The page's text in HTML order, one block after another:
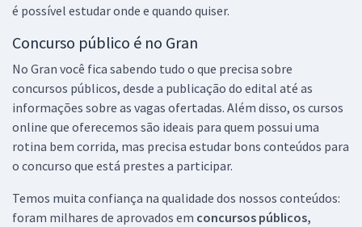
é possível estudar onde e quando quiser.
Concurso público é no Gran
No Gran você fica sabendo tudo o que precisa sobre
concursos públicos, desde a publicação do edital até as
informações sobre as vagas ofertadas. Além disso, os cursos
online que oferecemos são ideais para quem possui uma
rotina bem corrida, mas precisa estudar bons conteúdos para
o concurso que está prestes a participar.
Temos muita confiança na qualidade dos nossos conteúdos:
foram milhares de aprovados em concursos públicos,